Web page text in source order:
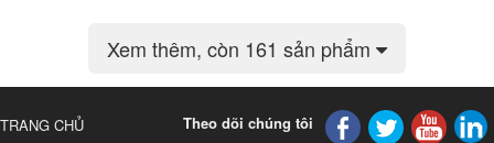
Xem thêm, còn 161 sản phẩm
TRANG CHỦ Theo dõi chúng tôi